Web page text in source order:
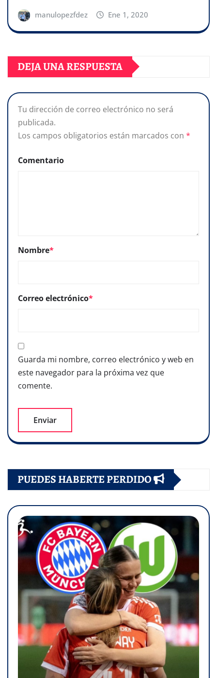
manulopezfdez Ene 1, 2020
DEJA UNA RESPUESTA
Tu dirección de correo electrónico no será
publicada.
Los campos obligatorios están marcados con *
Comentario
Nombre*
Correo electrónico*
Guarda mi nombre, correo electrónico y web en
este navegador para la próxima vez que
comente.
PUEDES HABERTE PERDIDO